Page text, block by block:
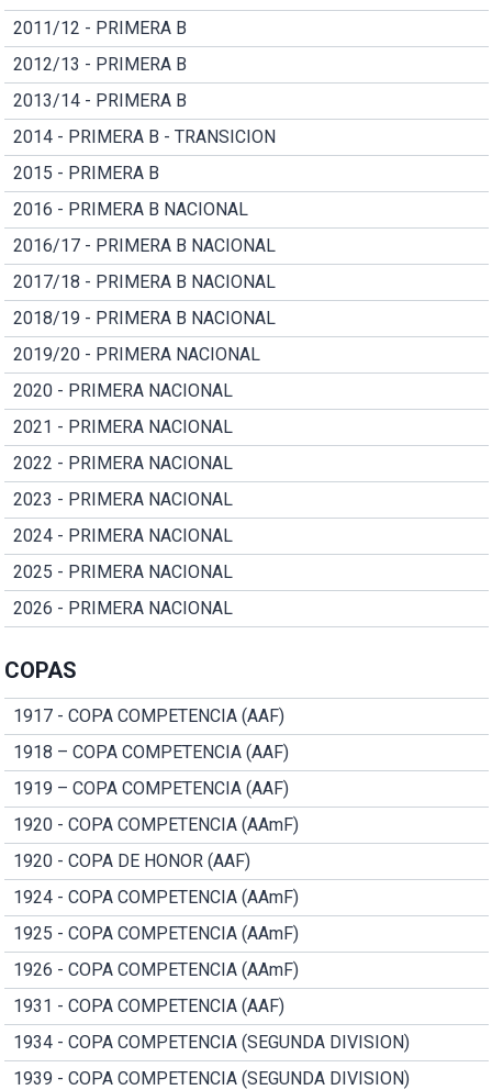
2011/12 - PRIMERA B
2012/13 - PRIMERA B
2013/14 - PRIMERA B
2014 - PRIMERA B - TRANSICION
2015 - PRIMERA B
2016 - PRIMERA B NACIONAL
2016/17 - PRIMERA B NACIONAL
2017/18 - PRIMERA B NACIONAL
2018/19 - PRIMERA B NACIONAL
2019/20 - PRIMERA NACIONAL
2020 - PRIMERA NACIONAL
2021 - PRIMERA NACIONAL
2022 - PRIMERA NACIONAL
2023 - PRIMERA NACIONAL
2024 - PRIMERA NACIONAL
2025 - PRIMERA NACIONAL
2026 - PRIMERA NACIONAL
COPAS
1917 - COPA COMPETENCIA (AAF)
1918 – COPA COMPETENCIA (AAF)
1919 – COPA COMPETENCIA (AAF)
1920 - COPA COMPETENCIA (AAmF)
1920 - COPA DE HONOR (AAF)
1924 - COPA COMPETENCIA (AAmF)
1925 - COPA COMPETENCIA (AAmF)
1926 - COPA COMPETENCIA (AAmF)
1931 - COPA COMPETENCIA (AAF)
1934 - COPA COMPETENCIA (SEGUNDA DIVISION)
1939 - COPA COMPETENCIA (SEGUNDA DIVISION)